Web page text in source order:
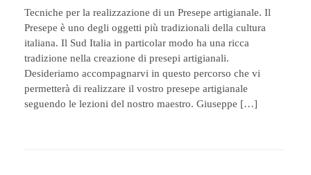
Tecniche per la realizzazione di un Presepe artigianale. Il
Presepe è uno degli oggetti più tradizionali della cultura
italiana. Il Sud Italia in particolar modo ha una ricca
tradizione nella creazione di presepi artigianali.
Desideriamo accompagnarvi in questo percorso che vi
permetterà di realizzare il vostro presepe artigianale
seguendo le lezioni del nostro maestro. Giuseppe […]